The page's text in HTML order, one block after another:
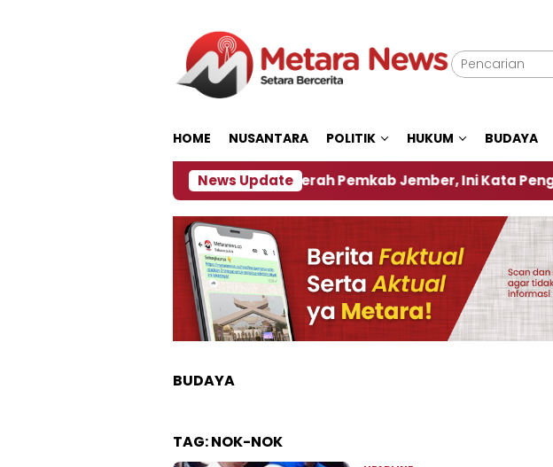
HOME NUSANTARA POLITIK HUKUM BUDAYA
News Update
‎Soal Rencana Pinjaman Daerah Pemkab Jember, Ini Kata Pengamat
BUDAYA
TAG:NOK-NOK